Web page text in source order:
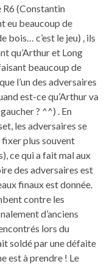
R6 (Constantin
eu beaucoup de
bois… c’est le jeu) , ils
qu’Arthur et Long
beaucoup de
l’un des adversaires
est-ce qu’Arthur va
? ^^) . En
les adversaires se
fixer plus souvent
ce qui a fait mal aux
des adversaires est
finaux est donnée.
contre les
d’anciens
lors du
soldé par une défaite
est à prendre ! Le